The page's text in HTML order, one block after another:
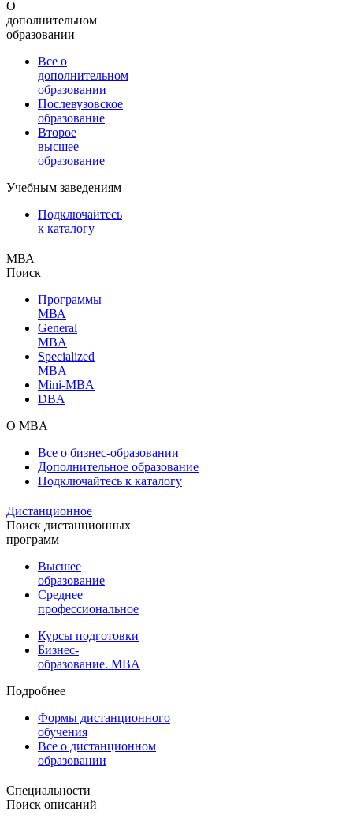
О
дополнительном
образовании
Все о
дополнительном
образовании
Послевузовское
образование
Второе
высшее
образование
Учебным заведениям
Подключайтесь
к каталогу
МВА
Поиск
Программы
МВА
General
MBA
Specialized
MBA
Mini-MBA
DBA
О MBA
Все о бизнес-образовании
Дополнительное образование
Подключайтесь к каталогу
Дистанционное
Поиск дистанционных
программ
Высшее
образование
Среднее
профессиональное
Курсы подготовки
Бизнес-
образование. MBA
Подробнее
Формы дистанционного
обучения
Все о дистанционном
образовании
Специальности
Поиск описаний